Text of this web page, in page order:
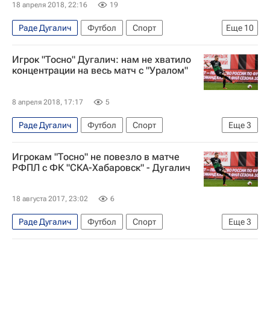
18 апреля 2018, 22:16 19
Еще 10
Раде Дугалич Футбол
Спорт
Дмитрий Парфенов
Массимо Каррера
Полуфинальные матчи Кубка России-2017/2018 по футболу
Спартак Москва
Вагиз Галиулин
Денис Глушаков
Павел Погребняк
Софьян Ханни
Игрок "Тосно" Дугалич: нам не хватило
концентрации на весь матч с "Уралом"
8 апреля 2018, 17:17 5
Еще3
Раде Дугалич Футбол
Спорт
РПЛ 2026-2027 (Чемпионат России по футболу)
Тосно
Урал
Игрокам "Тосно" не повезло в матче
РФПЛ с ФК "СКА-Хабаровск" - Дугалич
18 августа 2017, 23:02 6
Еще3
Раде Дугалич Футбол
Спорт
РПЛ 2026-2027 (Чемпионат России по футболу)